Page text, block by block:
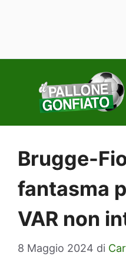
contenuto
Brugge-
fantasma
VAR non
8 Maggio 2024 di